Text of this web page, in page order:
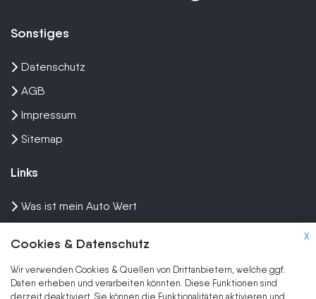
X
Cookies & Datenschutz
Wir verwenden Cookies & Quellen von Drittanbietern, welche ggf.
Daten erheben und verarbeiten könnten. Diese Funktionen sind
derzeit deaktiviert. Sie können die Funktionalitäten aktivieren und
Sonstiges
Datenschutz
AGB
Impressum
Sitemap
Links
Was ist mein Auto Wert
Wir kaufen dein Auto